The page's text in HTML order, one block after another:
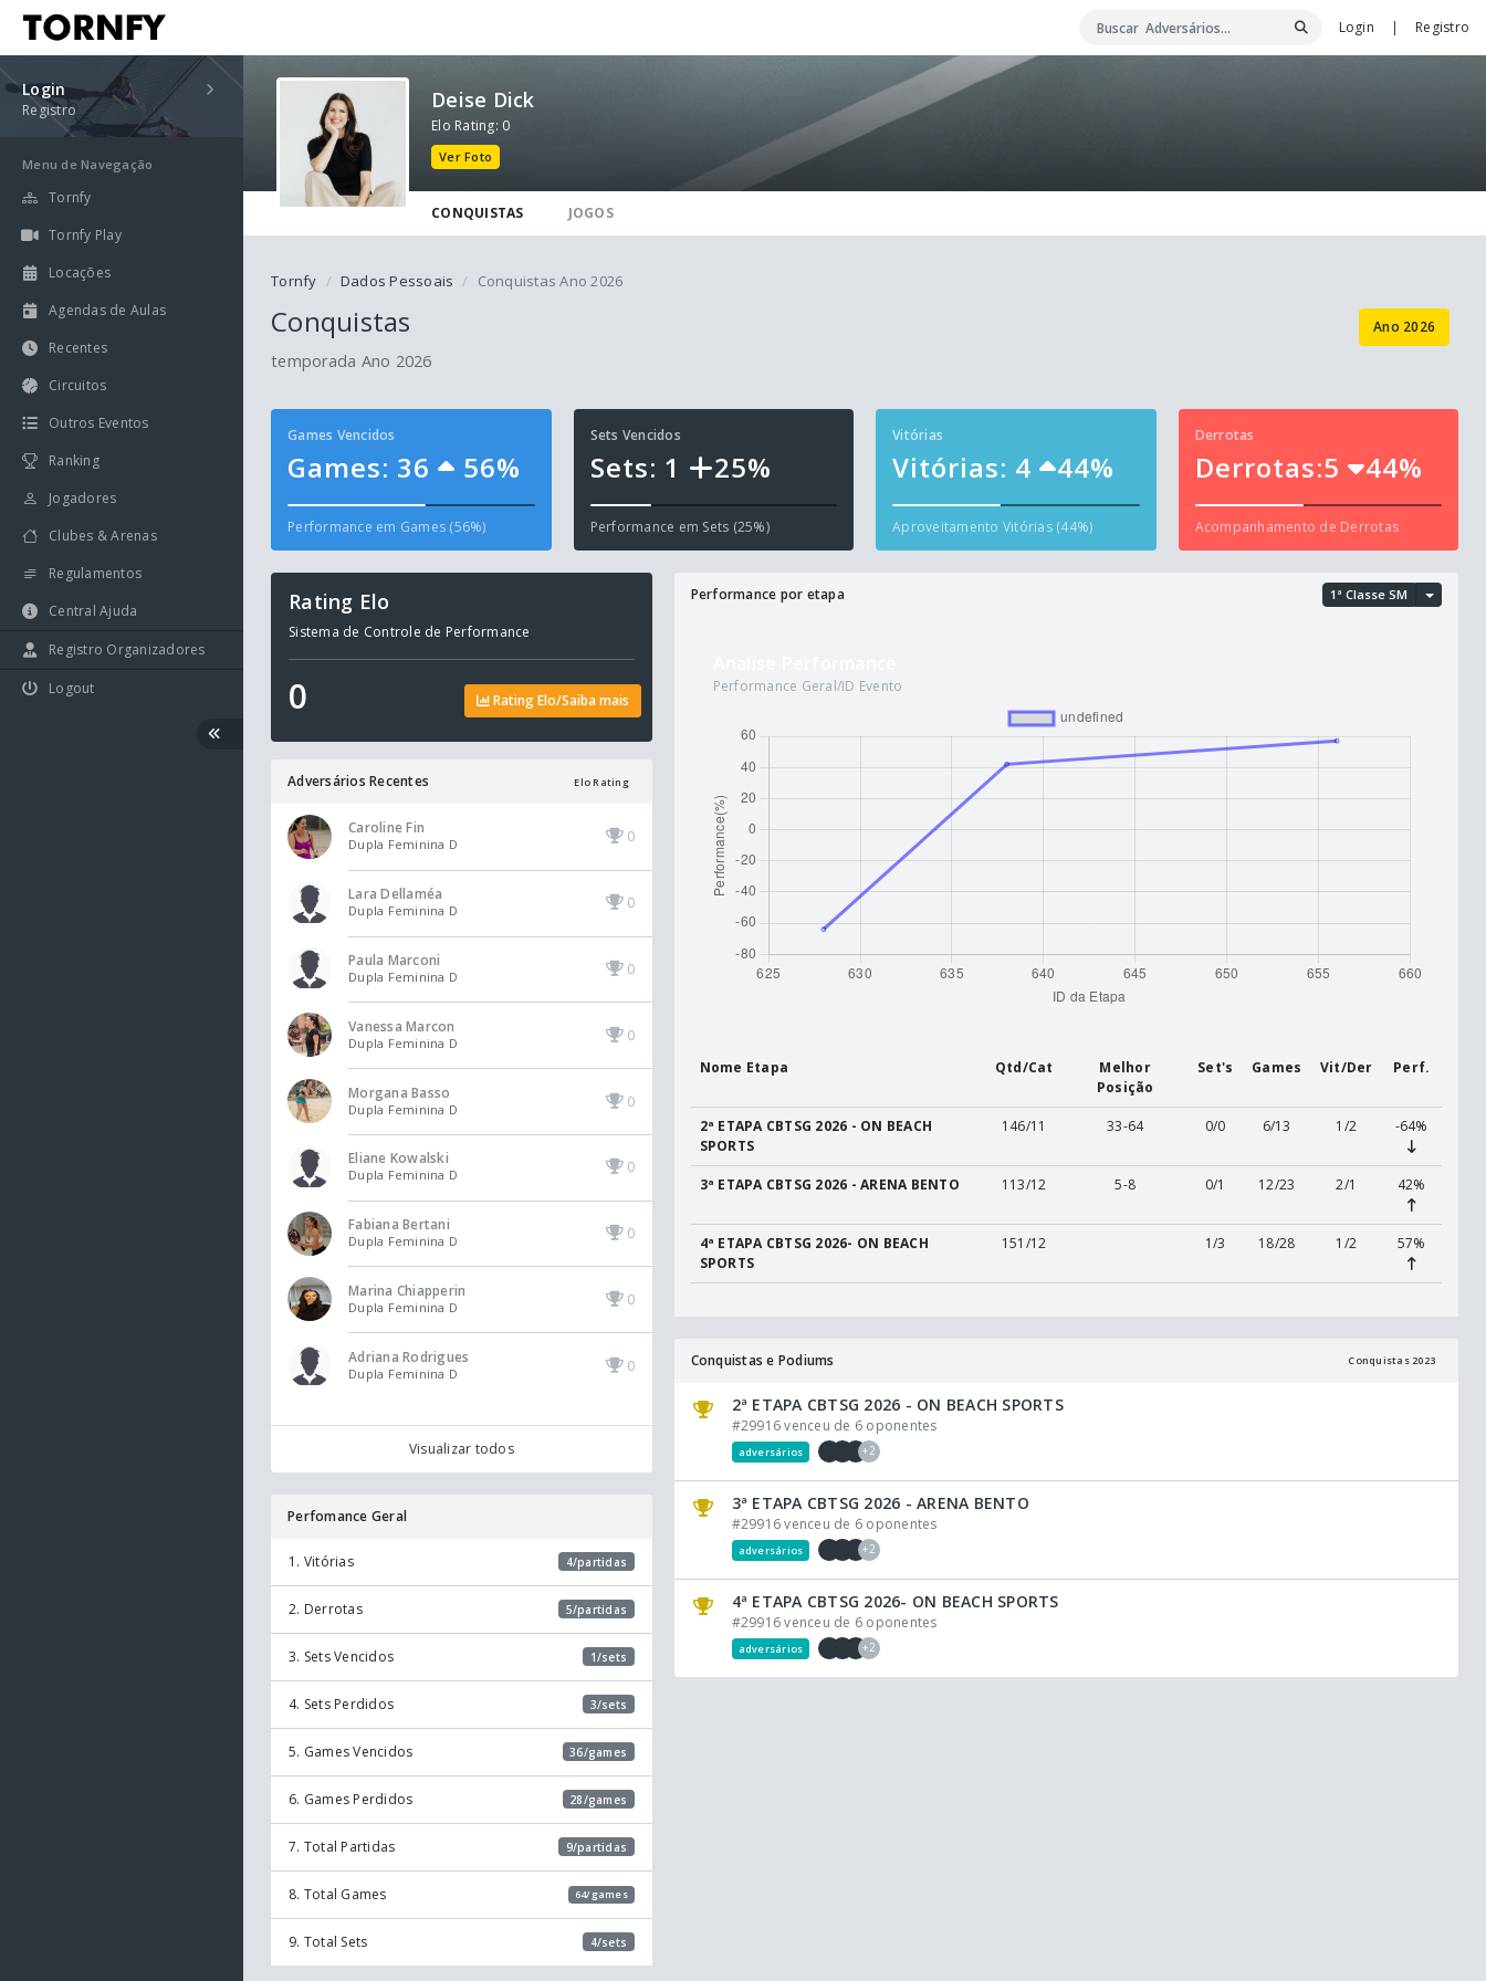
Login | Registro
Login
Registro
Menu de Navegação
Tornfy
Tornfy Play
Locações
Agendas de Aulas
Recentes
Circuitos
Outros Eventos
Ranking
Jogadores
Clubes & Arenas
Regulamentos
Central Ajuda
Registro Organizadores
Logout
Deise Dick
Elo Rating: 0
Ver Foto
CONQUISTAS JOGOS
Tornfy Dados Pessoais Conquistas Ano 2026
Conquistas
temporada Ano 2026
Ano 2026
Games Vencidos
Games: 36 56%
Performance em Games (56%)
Sets Vencidos
Sets: 1 25%
Performance em Sets (25%)
Vitórias
Vitórias: 4 44%
Aproveitamento Vitórias (44%)
Derrotas
Derrotas:5 44%
Acompanhamento de Derrotas
Rating Elo
Sistema de Controle de Performance
0 Rating Elo/Saiba mais
Adversários Recentes Elo Rating
Caroline Fin
Dupla Feminina D 0
Lara Dellaméa
Dupla Feminina D 0
Paula Marconi
Dupla Feminina D 0
Vanessa Marcon
Dupla Feminina D 0
Morgana Basso
Dupla Feminina D 0
Eliane Kowalski
Dupla Feminina D 0
Fabiana Bertani
Dupla Feminina D 0
Marina Chiapperin
Dupla Feminina D 0
Adriana Rodrigues
Dupla Feminina D 0
Visualizar todos
Perfomance Geral
1. Vitórias 4/partidas
2. Derrotas 5/partidas
3. Sets Vencidos 1/sets
4. Sets Perdidos 3/sets
5. Games Vencidos 36/games
6. Games Perdidos 28/games
7. Total Partidas 9/partidas
8. Total Games 64/games
9. Total Sets 4/sets
Performance por etapa 1ª Classe SM
Performance Geral/ID Evento
Nome Etapa Qtd/Cat
Melhor
Posição
Set's Games Vit/Der Perf.
2ª ETAPA CBTSG 2026 - ON BEACH
SPORTS
146/11 33-64 0/0 6/13 1/2 -64%
3ª ETAPA CBTSG 2026 - ARENA BENTO 113/12 5-8 0/1 12/23 2/1 42%
4ª ETAPA CBTSG 2026- ON BEACH
SPORTS
151/12 1/3 18/28 1/2 57%
Conquistas e Podiums Conquistas 2023
2ª ETAPA CBTSG 2026 - ON BEACH SPORTS
#29916 venceu de 6 oponentes
adversários +2
3ª ETAPA CBTSG 2026 - ARENA BENTO
#29916 venceu de 6 oponentes
adversários +2
4ª ETAPA CBTSG 2026- ON BEACH SPORTS
#29916 venceu de 6 oponentes
adversários +2